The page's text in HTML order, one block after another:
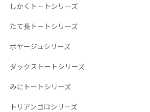
しかくトートシリーズ
たて長トートシリーズ
ボヤージュシリーズ
ダックストートシリーズ
みにトートシリーズ
トリアンゴロシリーズ